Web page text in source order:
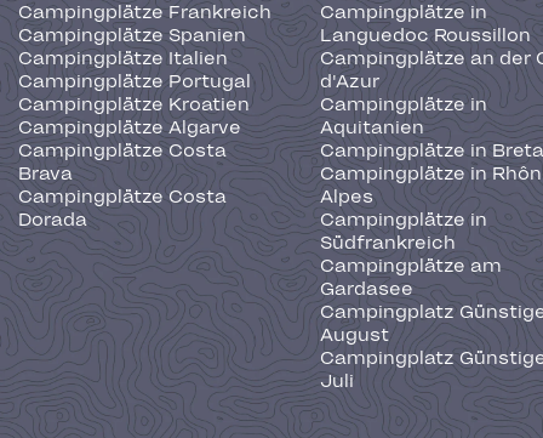
Campingplätze Frankreich
Campingplätze Spanien
Campingplätze Italien
Campingplätze Portugal
Campingplätze Kroatien
Campingplätze Algarve
Campingplätze Costa
Brava
Campingplätze Costa
Dorada
Campingplätze in
Languedoc Roussillon
Campingplätze an der
d'Azur
Campingplätze in
Aquitanien
Campingplätze in
Campingplätze in
Alpes
Campingplätze in
Südfrankreich
Campingplätze am
Gardasee
Campingplatz
August
Campingplatz
Juli